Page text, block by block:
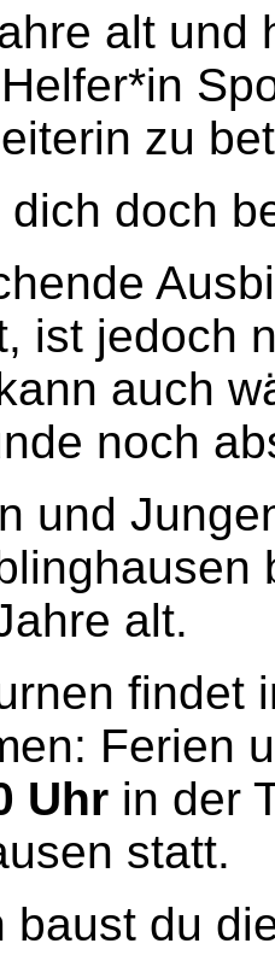
alt und
zu
dich doch
ist jedoch
auch
noch
und
alt.
findet
Ferien
Uhr in der
statt.
baust du